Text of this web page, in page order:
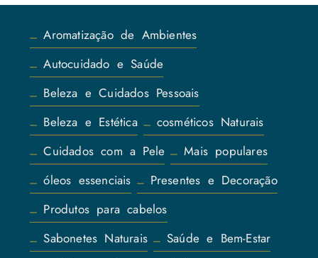
Aromatização de Ambientes
Autocuidado e Saúde
Beleza e Cuidados Pessoais
Beleza e Estética
cosméticos Naturais
Cuidados com a Pele
Mais populares
óleos essenciais
Presentes e Decoração
Produtos para cabelos
Sabonetes Naturais
Saúde e Bem-Estar